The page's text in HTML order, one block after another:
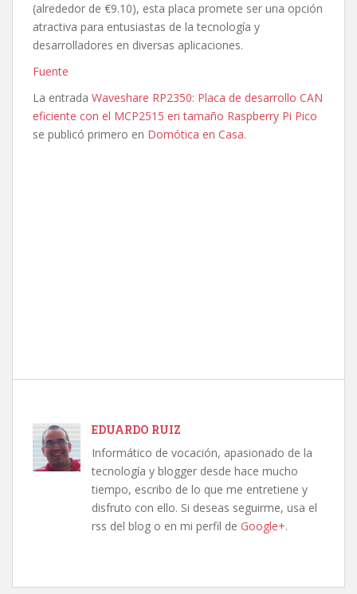
(alrededor de €9.10), esta placa promete ser una opción
atractiva para entusiastas de la tecnología y
desarrolladores en diversas aplicaciones.
Fuente
La entrada Waveshare RP2350: Placa de desarrollo CAN
eficiente con el MCP2515 en tamaño Raspberry Pi Pico
se publicó primero en Domótica en Casa.
EDUARDO RUIZ
Informático de vocación, apasionado de la
tecnología y blogger desde hace mucho
tiempo, escribo de lo que me entretiene y
disfruto con ello. Si deseas seguirme, usa el
rss del blog o en mi perfil de Google+.